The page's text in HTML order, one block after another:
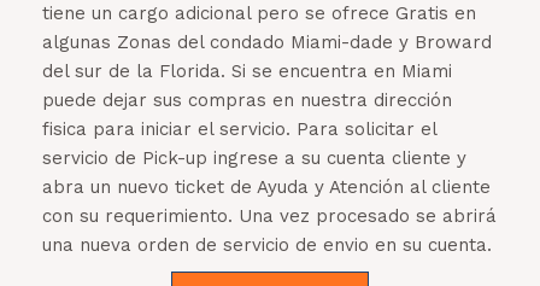
tiene un cargo adicional pero se ofrece Gratis en
algunas Zonas del condado Miami-dade y Broward
del sur de la Florida. Si se encuentra en Miami
puede dejar sus compras en nuestra dirección
fisica para iniciar el servicio. Para solicitar el
servicio de Pick-up ingrese a su cuenta cliente y
abra un nuevo ticket de Ayuda y Atención al cliente
con su requerimiento. Una vez procesado se abrirá
una nueva orden de servicio de envio en su cuenta.